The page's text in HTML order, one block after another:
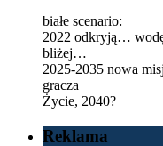
białe scenario:
2022 odkryją…
bliżej…
2025-2035 nowa
gracza
Życie, 2040?
Reklama